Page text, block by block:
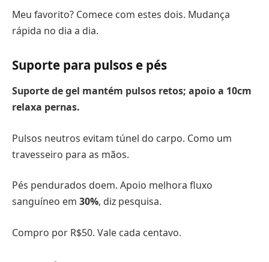
Meu favorito? Comece com estes dois. Mudança
rápida no dia a dia.
Suporte para pulsos e pés
Suporte de gel mantém pulsos retos; apoio a 10cm
relaxa pernas.
Pulsos neutros evitam túnel do carpo. Como um
travesseiro para as mãos.
Pés pendurados doem. Apoio melhora fluxo
sanguíneo em 30%, diz pesquisa.
Compro por R$50. Vale cada centavo.